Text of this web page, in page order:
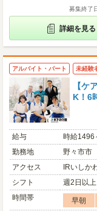
募集終了
詳細を見る
アルバイト・パート 未経験
【ケ
K！6
給与
時給1496
勤務地
野々市市
アクセス
IRいしか
シフト
週2日以
時間帯
早朝